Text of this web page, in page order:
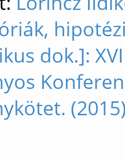
dok. ]: